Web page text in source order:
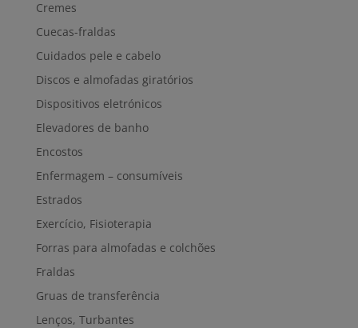
Cremes
Cuecas-fraldas
Cuidados pele e cabelo
Discos e almofadas giratórios
Dispositivos eletrónicos
Elevadores de banho
Encostos
Enfermagem – consumíveis
Estrados
Exercício, Fisioterapia
Forras para almofadas e colchões
Fraldas
Gruas de transferência
Lenços, Turbantes